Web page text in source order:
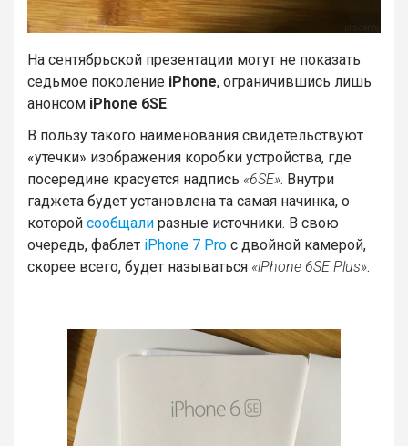
На сентябрьской презентации могут не показать
седьмое поколение iPhone, ограничившись лишь
анонсом iPhone 6SE.
В пользу такого наименования свидетельствуют
«утечки» изображения коробки устройства, где
посередине красуется надпись «6SE». Внутри
гаджета будет установлена та самая начинка, о
которой сообщали разные источники. В свою
очередь, фаблет iPhone 7 Pro с двойной камерой,
скорее всего, будет называться «iPhone 6SE Plus».